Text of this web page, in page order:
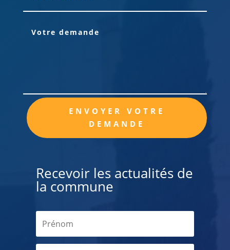
ENVOYER VOTRE
DEMANDE
Alternative:
Recevoir les actualités de
la commune